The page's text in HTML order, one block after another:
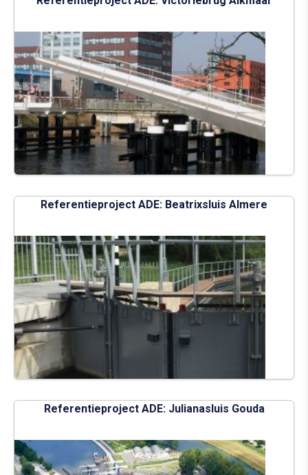
Referentieproject ADE: Beatrixsluis Almere
Referentieproject ADE: Julianasluis Gouda